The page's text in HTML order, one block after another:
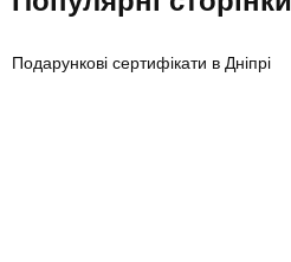
Подарункові сертифікати в Дніпрі